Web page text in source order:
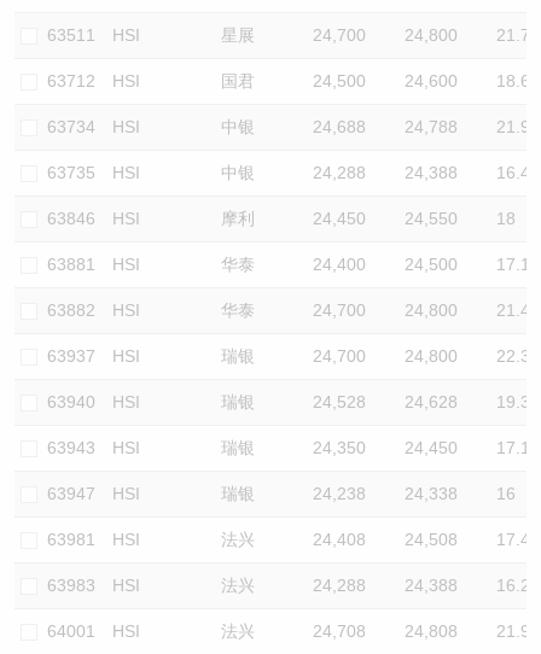
63511 HSI 星展 24,700 24,800 21.7
63712 HSI 国君 24,500 24,600 18.6
63734 HSI 中银 24,688 24,788 21.9
63735 HSI 中银 24,288 24,388 16.4
63846 HSI 摩利 24,450 24,550 18
63881 HSI 华泰 24,400 24,500 17.1
63882 HSI 华泰 24,700 24,800 21.4
63937 HSI 瑞银 24,700 24,800 22.3
63940 HSI 瑞银 24,528 24,628 19.3
63943 HSI 瑞银 24,350 24,450 17.1
63947 HSI 瑞银 24,238 24,338 16
63981 HSI 法兴 24,408 24,508 17.4
63983 HSI 法兴 24,288 24,388 16.2
64001 HSI 法兴 24,708 24,808 21.9